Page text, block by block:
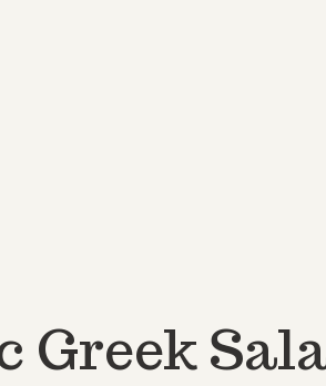
Greek